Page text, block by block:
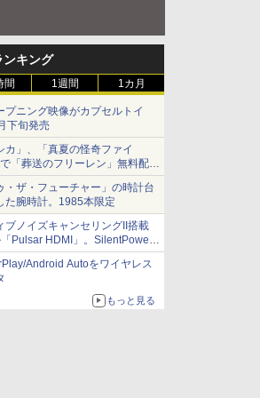
ンキング
間 1週間 1カ月
プニング映像がカプセルトイ
下旬発売
カ」、「真夏の怪奇ファイ
「葬送のフリーレン」無料配信
・配信情報
・ザ・フューチャー」の時計台
た腕時計。1985本限定
ブノイズキャンセリングII搭載
Pulsar HDMI」。SilentPower
Android Autoをワイヤレス
もっと見る